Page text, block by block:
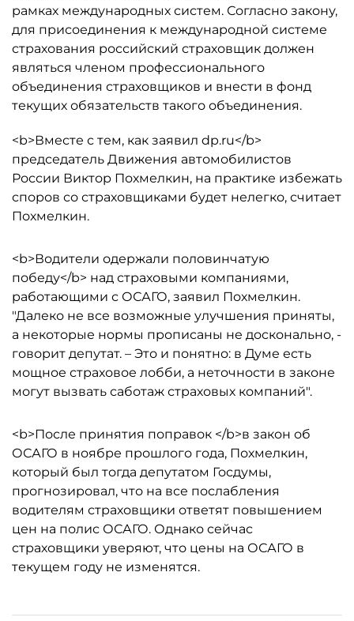
рамках международных систем. Согласно закону,
для присоединения к международной системе
страхования российский страховщик должен
являться членом профессионального
объединения страховщиков и внести в фонд
текущих обязательств такого объединения.
<b>Вместе с тем, как заявил dp.ru</b>
председатель Движения автомобилистов
России Виктор Похмелкин, на практике избежать
споров со страховщиками будет нелегко, считает
Похмелкин.
<b>Водители одержали половинчатую
победу</b> над страховыми компаниями,
работающими с ОСАГО, заявил Похмелкин.
"Далеко не все возможные улучшения приняты,
а некоторые нормы прописаны не досконально, -
говорит депутат. – Это и понятно: в Думе есть
мощное страховое лобби, а неточности в законе
могут вызвать саботаж страховых компаний".
<b>После принятия поправок </b>в закон об
ОСАГО в ноябре прошлого года, Похмелкин,
который был тогда депутатом Госдумы,
прогнозировал, что на все послабления
водителям страховщики ответят повышением
цен на полис ОСАГО. Однако сейчас
страховщики уверяют, что цены на ОСАГО в
текущем году не изменятся.